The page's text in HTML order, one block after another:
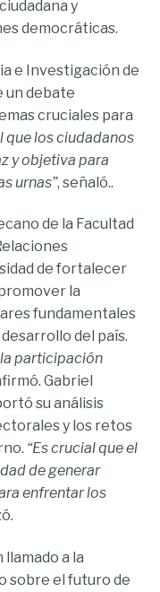
y
democráticas.
e Investigación de
un debate
cruciales para
que los ciudadanos
y objetiva para
urnas”, señaló..
de la Facultad
de fortalecer
la
fundamentales
del país.
participación
Gabriel
su análisis
y los retos
“Es crucial que el
de generar
enfrentar los
a la
sobre el futuro de